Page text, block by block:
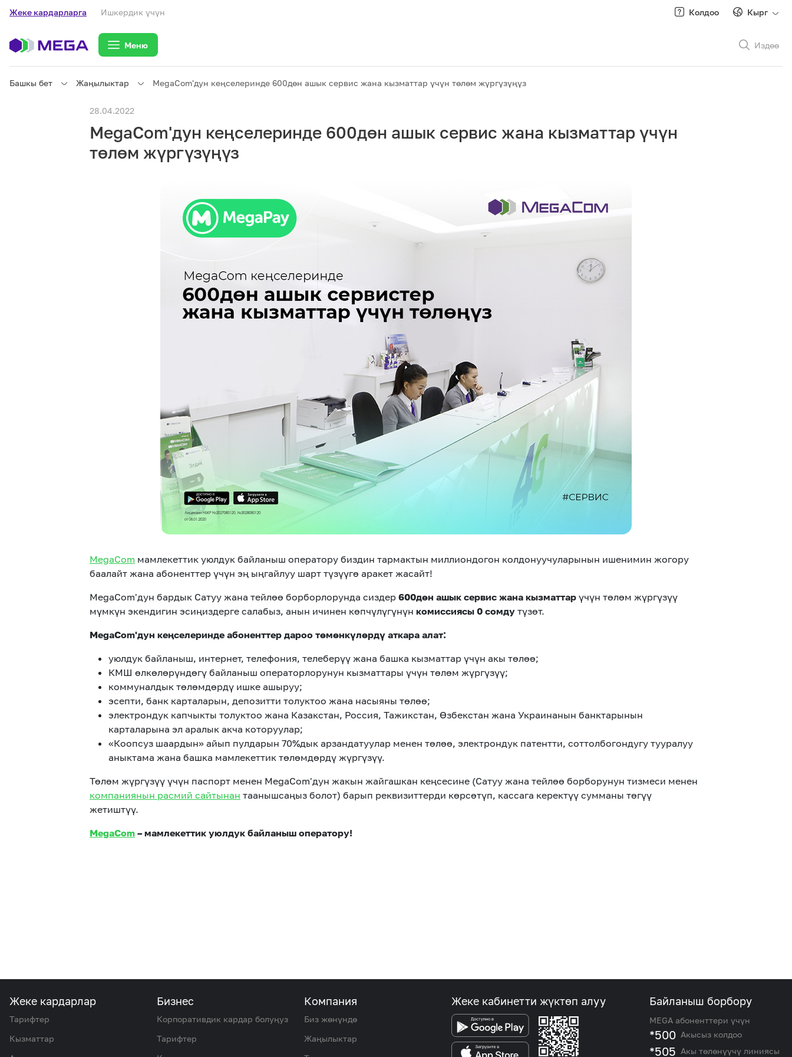
Жеке кардарларга Ишкердик үчүн Колдоо Кырг
Меню Издөө
Жеке кардарларга
Акциялар Роуминг
Соц. тармактар
Номерди тандоо
Жаңылыктар MEGAда иште
Офис картасы жана каптоо MegaPay
Башкы бет Жаңылыктар MegaCom'дун кеңселеринде 600дөн ашык сервис жана кызматтар үчүн төлөм жүргүзүңүз
28.04.2022
MegaCom'дун кеңселеринде 600дөн ашык сервис жана кызматтар үчүн
төлөм жүргүзүңүз
MegaCom мамлекеттик уюлдук байланыш оператору биздин тармактын миллиондогон колдонуучуларынын ишенимин жогору
баалайт жана абоненттер үчүн эң ыңгайлуу шарт түзүүгө аракет жасайт!
MegaCom'дун бардык Сатуу жана тейлөө борборлорунда сиздер 600дөн ашык сервис жана кызматтар үчүн төлөм жүргүзүү
мүмкүн экендигин эсиңиздерге салабыз, анын ичинен көпчүлүгүнүн комиссиясы 0 сомду түзөт.
MegaCom'дун кеңселеринде абоненттер дароо төмөнкүлөрдү аткара алат:
уюлдук байланыш, интернет, телефония, телеберүү жана башка кызматтар үчүн акы төлөө;
КМШ өлкөлөрүндөгү байланыш операторлорунун кызматтары үчүн төлөм жүргүзүү;
коммуналдык төлөмдөрдү ишке ашыруу;
эсепти, банк карталарын, депозитти толуктоо жана насыяны төлөө;
электрондук капчыкты толуктоо жана Казакстан, Россия, Тажикстан, Өзбекстан жана Украинанын банктарынын
карталарына эл аралык акча которуулар;
«Коопсуз шаардын» айып пулдарын 70%дык арзандатуулар менен төлөө, электрондук патентти, соттолбогондугу тууралуу
аныктама жана башка мамлекеттик төлөмдөрдү жүргүзүү.
Төлөм жүргүзүү үчүн паспорт менен MegaCom'дун жакын жайгашкан кеңсесине (Сатуу жана тейлөө борборунун тизмеси менен
компаниянын расмий сайтынан таанышсаңыз болот) барып реквизиттерди көрсөтүп, кассага керектүү сумманы төгүү
жетиштүү.
MegaCom – мамлекеттик уюлдук байланыш оператору!
Жеке кардарлар
Тарифтер
Кызматтар
Бизнес
Корпоративдик кардар болуңуз
Тарифтер
Компания
Биз жөнүндө
Жаңылыктар
Жеке кабинетти жүктөп алуу Байланыш борбору
MEGA абоненттери үчүн
*500 Акысыз колдоо
*505 Акы төлөнүүчү линиясы